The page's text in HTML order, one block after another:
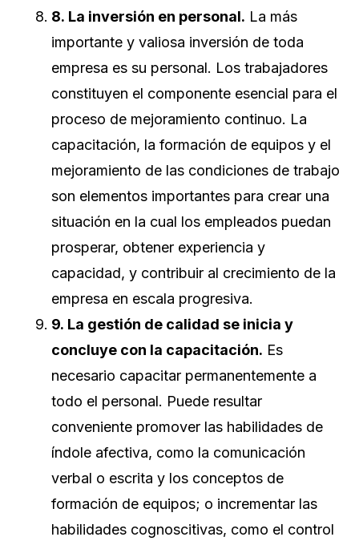
8. La inversión en personal. La más
importante y valiosa inversión de toda
empresa es su personal. Los trabajadores
constituyen el componente esencial para el
proceso de mejoramiento continuo. La
capacitación, la formación de equipos y el
mejoramiento de las condiciones de trabajo
son elementos importantes para crear una
situación en la cual los empleados puedan
prosperar, obtener experiencia y
capacidad, y contribuir al crecimiento de la
empresa en escala progresiva.
9. La gestión de calidad se inicia y
concluye con la capacitación. Es
necesario capacitar permanentemente a
todo el personal. Puede resultar
conveniente promover las habilidades de
índole afectiva, como la comunicación
verbal o escrita y los conceptos de
formación de equipos; o incrementar las
habilidades cognoscitivas, como el control